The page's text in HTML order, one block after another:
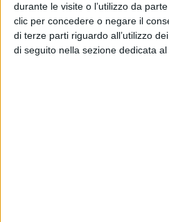
durante le visite o l’utilizzo da
clic per concedere o negare il
di terze parti riguardo all’utilizzo
di seguito nella sezione dedicata
meridionali e non si esclude
occasionali grandinate. Infine
rinforzo dai quadranti